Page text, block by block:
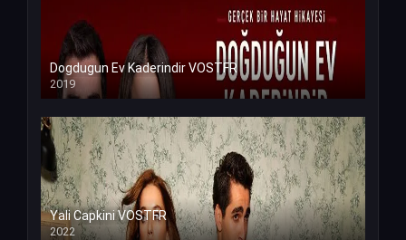
Dogdugun Ev Kaderindir VOSTFR
2019
Yali Capkini VOSTFR
2022